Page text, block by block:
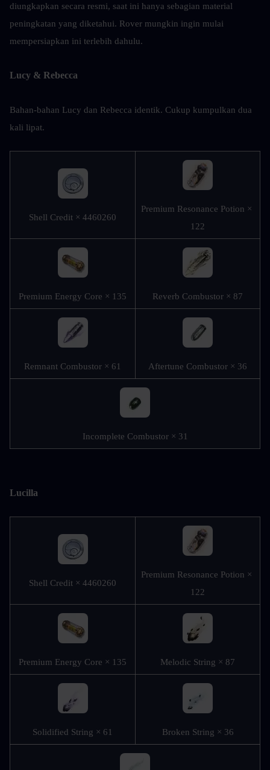
diungkapkan secara resmi, saat ini hanya sebagian material
peningkatan yang diketahui. Rover mungkin ingin mulai
mempersiapkan ini terlebih dahulu.
Lucy & Rebecca
Bahan-bahan Lucy dan Rebecca identik. Cukup kumpulkan dua
kali lipat.
Shell Credit × 4460260
Premium Resonance Potion ×
122
Premium Energy Core × 135 Reverb Combustor × 87
Remnant Combustor × 61 Aftertune Combustor × 36
Incomplete Combustor × 31
Lucilla
Shell Credit × 4460260
Premium Resonance Potion ×
122
Premium Energy Core × 135 Melodic String × 87
Solidified String × 61 Broken String × 36